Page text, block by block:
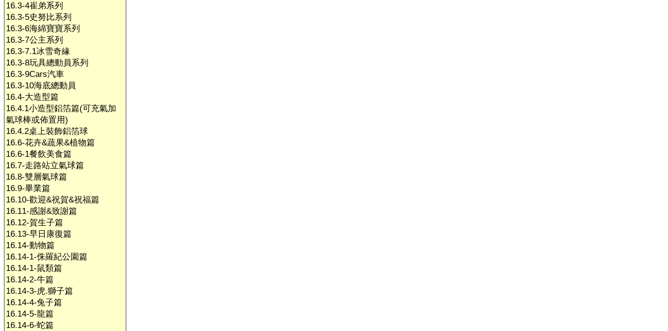
16.3-4崔弟系列
16.3-5史努比系列
16.3-6海綿寶寶系列
16.3-7公主系列
16.3-7.1冰雪奇緣
16.3-8玩具總動員系列
16.3-9Cars汽車
16.3-10海底總動員
16.4-大造型篇
16.4.1小造型鋁箔篇(可充氣加
氣球棒或佈置用)
16.4.2桌上裝飾鋁箔球
16.6-花卉&蔬果&植物篇
16.6-1餐飲美食篇
16.7-走路站立氣球篇
16.8-雙層氣球篇
16.9-畢業篇
16.10-歡迎&祝賀&祝福篇
16.11-感謝&致謝篇
16.12-賀生子篇
16.13-早日康復篇
16.14-動物篇
16.14-1-侏羅紀公園篇
16.14-1-鼠類篇
16.14-2-牛篇
16.14-3-虎.獅子篇
16.14-4-兔子篇
16.14-5-龍篇
16.14-6-蛇篇